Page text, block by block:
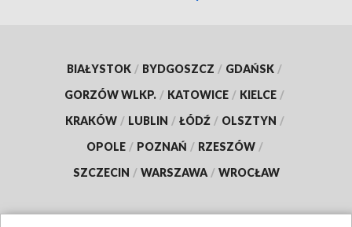
BIAŁYSTOK / BYDGOSZCZ / GDAŃSK /
GORZÓW WLKP. / KATOWICE / KIELCE /
KRAKÓW / LUBLIN / ŁÓDŹ / OLSZTYN /
OPOLE / POZNAŃ / RZESZÓW /
SZCZECIN / WARSZAWA / WROCŁAW